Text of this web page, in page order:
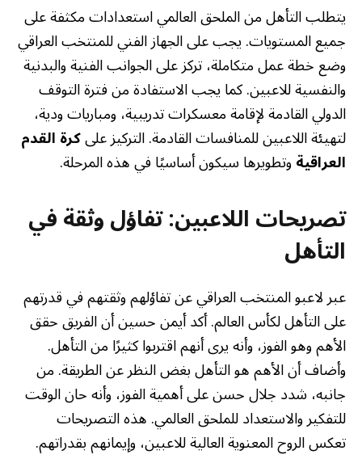
يتطلب التأهل من الملحق العالمي استعدادات مكثفة على
جميع المستويات. يجب على الجهاز الفني للمنتخب العراقي
وضع خطة عمل متكاملة، تركز على الجوانب الفنية والبدنية
والنفسية للاعبين. كما يجب الاستفادة من فترة التوقف
الدولي القادمة لإقامة معسكرات تدريبية، ومباريات ودية،
لتهيئة اللاعبين للمنافسات القادمة. التركيز علىكرة القدم
العراقيةوتطويرها سيكون أساسيًا في هذه المرحلة.
تصريحات اللاعبين: تفاؤل وثقة في
التأهل
عبر لاعبو المنتخب العراقي عن تفاؤلهم وثقتهم في قدرتهم
على التأهل لكأس العالم. أكد أيمن حسين أن الفريق حقق
الأهم وهو الفوز، وأنه يرى أنهم اقتربوا كثيرًا من التأهل.
وأضاف أن الأهم هو التأهل بغض النظر عن الطريقة. من
جانبه، شدد جلال حسن على أهمية الفوز، وأنه حان الوقت
للتفكير والاستعداد للملحق العالمي. هذه التصريحات
تعكس الروح المعنوية العالية للاعبين، وإيمانهم بقدراتهم.